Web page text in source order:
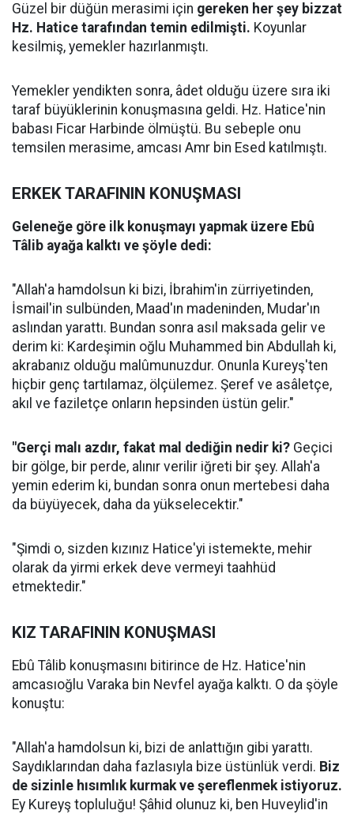
Güzel bir düğün merasimi için gereken her şey bizzat
Hz. Hatice tarafından temin edilmişti. Koyunlar
kesilmiş, yemekler hazırlanmıştı.
Yemekler yendikten sonra, âdet olduğu üzere sıra iki
taraf büyüklerinin konuşmasına geldi. Hz. Hatice'nin
babası Ficar Harbinde ölmüştü. Bu sebeple onu
temsilen merasime, amcası Amr bin Esed katılmıştı.
ERKEK TARAFININ KONUŞMASI
Geleneğe göre ilk konuşmayı yapmak üzere Ebû
Tâlib ayağa kalktı ve şöyle dedi:
"Allah'a hamdolsun ki bizi, İbrahim'in zürriyetinden,
İsmail'in sulbünden, Maad'ın madeninden, Mudar'ın
aslından yarattı. Bundan sonra asıl maksada gelir ve
derim ki: Kardeşimin oğlu Muhammed bin Abdullah ki,
akrabanız olduğu malûmunuzdur. Onunla Kureyş'ten
hiçbir genç tartılamaz, ölçülemez. Şeref ve asâletçe,
akıl ve faziletçe onların hepsinden üstün gelir."
"Gerçi malı azdır, fakat mal dediğin nedir ki? Geçici
bir gölge, bir perde, alınır verilir iğreti bir şey. Allah'a
yemin ederim ki, bundan sonra onun mertebesi daha
da büyüyecek, daha da yükselecektir."
"Şimdi o, sizden kızınız Hatice'yi istemekte, mehir
olarak da yirmi erkek deve vermeyi taahhüd
etmektedir."
KIZ TARAFININ KONUŞMASI
Ebû Tâlib konuşmasını bitirince de Hz. Hatice'nin
amcasıoğlu Varaka bin Nevfel ayağa kalktı. O da şöyle
konuştu:
"Allah'a hamdolsun ki, bizi de anlattığın gibi yarattı.
Saydıklarından daha fazlasıyla bize üstünlük verdi. Biz
de sizinle hısımlık kurmak ve şereflenmek istiyoruz.
Ey Kureyş topluluğu! Şâhid olunuz ki, ben Huveylid'in